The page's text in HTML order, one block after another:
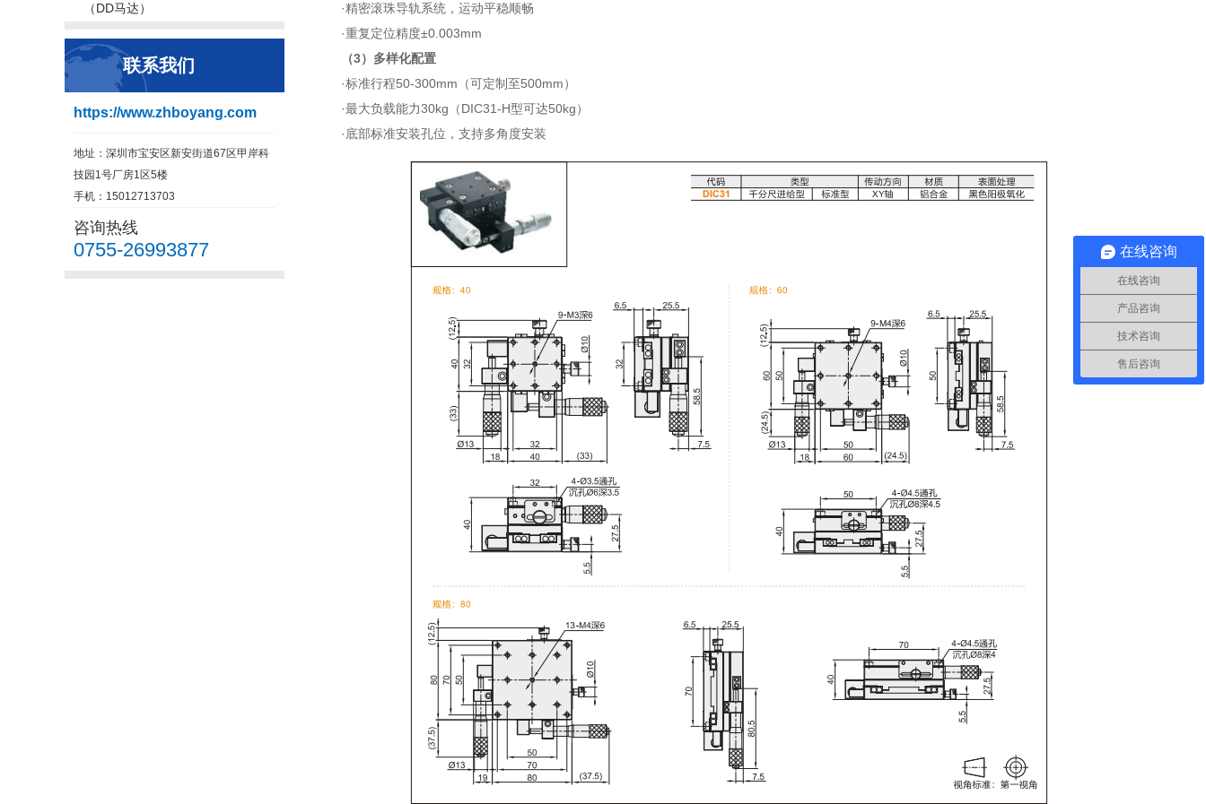
（DD马达）
联系我们
https://www.zhboyang.com
地址：深圳市宝安区新安街道67区甲岸科
技园1号厂房1区5楼
手机：15012713703
咨询热线
0755-26993877
·精密滚珠导轨系统，运动平稳顺畅
·重复定位精度±0.003mm
（3）多样化配置
·标准行程50-300mm（可定制至500mm）
·最大负载能力30kg（DIC31-H型可达50kg）
·底部标准安装孔位，支持多角度安装
在线咨询
在线咨询
产品咨询
技术咨询
售后咨询